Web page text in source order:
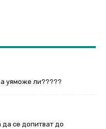
уяможе ли?????
да се допитват до